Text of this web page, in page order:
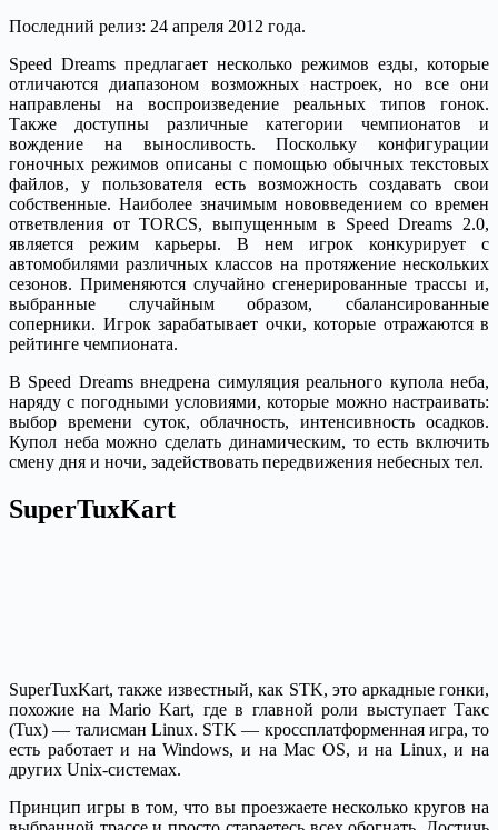
Последний релиз: 24 апреля 2012 года.
Speed Dreams предлагает несколько режимов езды, которые
отличаются диапазоном возможных настроек, но все они
направлены на воспроизведение реальных типов гонок.
Также доступны различные категории чемпионатов и
вождение на выносливость. Поскольку конфигурации
гоночных режимов описаны с помощью обычных текстовых
файлов, у пользователя есть возможность создавать свои
собственные. Наиболее значимым нововведением со времен
ответвления от TORCS, выпущенным в Speed Dreams 2.0,
является режим карьеры. В нем игрок конкурирует с
автомобилями различных классов на протяжение нескольких
сезонов. Применяются случайно сгенерированные трассы и,
выбранные случайным образом, сбалансированные
соперники. Игрок зарабатывает очки, которые отражаются в
рейтинге чемпионата.
В Speed Dreams внедрена симуляция реального купола неба,
наряду с погодными условиями, которые можно настраивать:
выбор времени суток, облачность, интенсивность осадков.
Купол неба можно сделать динамическим, то есть включить
смену дня и ночи, задействовать передвижения небесных тел.
SuperTuxKart
SuperTuxKart, также известный, как STK, это аркадные гонки,
похожие на Mario Kart, где в главной роли выступает Такс
(Tux) — талисман Linux. STK — кроссплатформенная игра, то
есть работает и на Windows, и на Mac OS, и на Linux, и на
других Unix-системах.
Принцип игры в том, что вы проезжаете несколько кругов на